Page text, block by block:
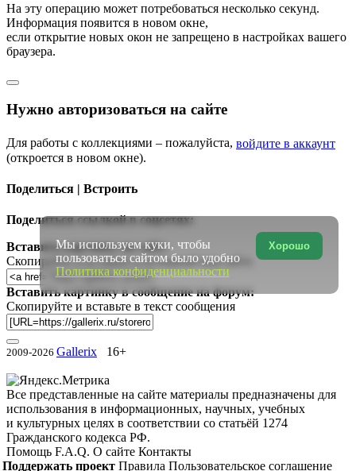
На эту операцию может потребоваться несколько секунд.
Информация появится в новом окне,
если открытие новых окон не запрещено в настройках вашего
браузера.
Нужно авторизоваться на сайте
Для работы с коллекциями – пожалуйста, войдите в аккаунт
(откроется в новом окне).
Поделиться | Встроить
Поделиться ссылкой в соцсетях:
Вставить картинку на сайт:
Скопируйте и вставьте в исходный код сайта
Вставить картинку в сообщение на форум:
Скопируйте и вставьте в текст сообщения
2009-2026 Gallerix 16+
Все представленные на сайте материалы предназначены для
использования в информационных, научных, учебных
и культурных целях в соответствии со статьёй 1274
Гражданского кодекса РФ.
Помощь F.A.Q. О сайте Контакты
Поддержать проект Правила Пользовательское соглашение
Хорошо
Мы используем куки, чтобы
пользоваться сайтом было удобно
Политика конфиденциальности